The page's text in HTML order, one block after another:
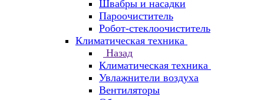
Швабры и насадки
Пароочиститель
Робот-стеклоочиститель
Климатическая техника
Назад
Климатическая техника
Увлажнители воздуха
Вентиляторы